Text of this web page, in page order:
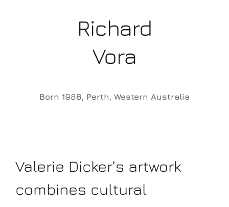
Richard
Vora
Born 1986, Perth, Western Australia
Valerie Dicker’s artwork
combines cultural